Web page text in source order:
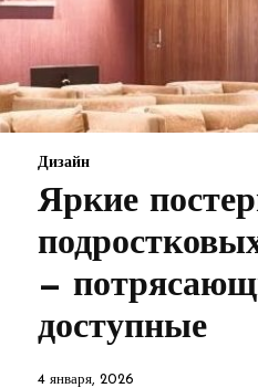
Дизайн
Яркие
—
доступные
4 января, 2026